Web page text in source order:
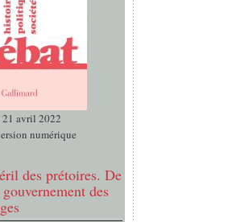
avril 2022
numérique
des prétoires. De
des